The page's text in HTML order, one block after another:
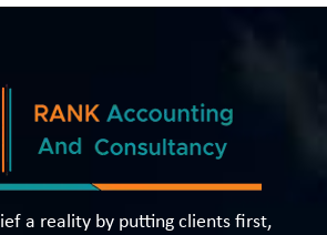
a reality by putting clients first,